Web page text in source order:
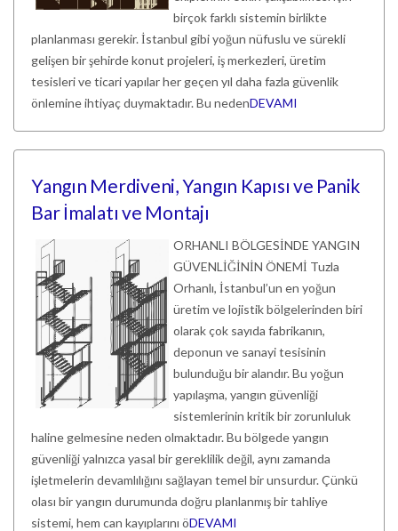
birçok farklı sistemin birlikte
planlanması gerekir. İstanbul gibi yoğun nüfuslu ve sürekli
gelişen bir şehirde konut projeleri, iş merkezleri, üretim
tesisleri ve ticari yapılar her geçen yıl daha fazla güvenlik
önlemine ihtiyaç duymaktadır. Bu nedenDEVAMI
Yangın Merdiveni, Yangın Kapısı ve Panik
Bar İmalatı ve Montajı
ORHANLI BÖLGESİNDE YANGIN
GÜVENLİĞİNİN ÖNEMİ Tuzla
Orhanlı, İstanbul’un en yoğun
üretim ve lojistik bölgelerinden biri
olarak çok sayıda fabrikanın,
deponun ve sanayi tesisinin
bulunduğu bir alandır. Bu yoğun
yapılaşma, yangın güvenliği
sistemlerinin kritik bir zorunluluk
haline gelmesine neden olmaktadır. Bu bölgede yangın
güvenliği yalnızca yasal bir gereklilik değil, aynı zamanda
işletmelerin devamlılığını sağlayan temel bir unsurdur. Çünkü
olası bir yangın durumunda doğru planlanmış bir tahliye
sistemi, hem can kayıplarını öDEVAMI